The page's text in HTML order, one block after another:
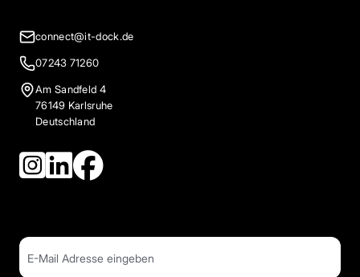
connect@it-dock.de
07243 71260
Am Sandfeld 4
76149 Karlsruhe
Deutschland